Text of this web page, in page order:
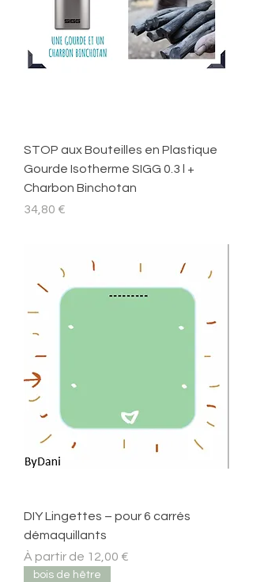
STOP aux Bouteilles en Plastique
Gourde Isotherme SIGG 0.3 l +
Charbon Binchotan
Prix
34,80 €
DIY Lingettes – pour 6 carrés
démaquillants
À partir de 12,00 €
Prix promotionnel
bois de hêtre